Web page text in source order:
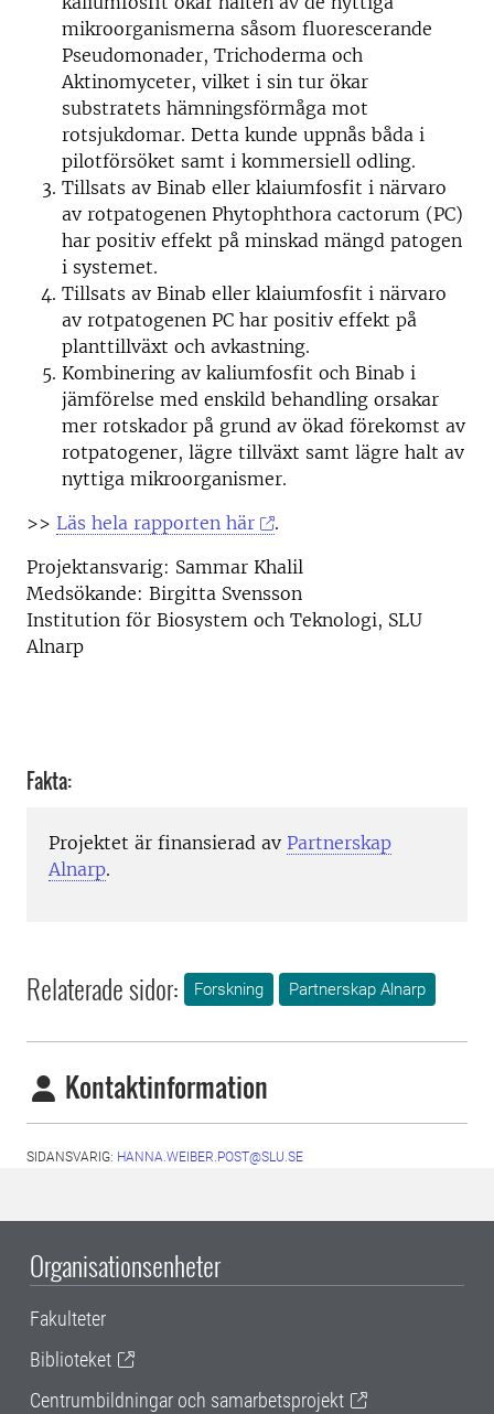
mikroorganismerna såsom fluorescerande
Pseudomonader, Trichoderma och
Aktinomyceter, vilket i sin tur ökar
substratets hämningsförmåga mot
rotsjukdomar. Detta kunde uppnås båda i
pilotförsöket samt i kommersiell odling.
Tillsats av Binab eller klaiumfosfit i närvaro
av rotpatogenen Phytophthora cactorum (PC)
har positiv effekt på minskad mängd patogen
i systemet.
Tillsats av Binab eller klaiumfosfit i närvaro
av rotpatogenen PC har positiv effekt på
planttillväxt och avkastning.
Kombinering av kaliumfosfit och Binab i
jämförelse med enskild behandling orsakar
mer rotskador på grund av ökad förekomst av
rotpatogener, lägre tillväxt samt lägre halt av
nyttiga mikroorganismer.
>> Läs hela rapporten här
.
Projektansvarig: Sammar Khalil
Medsökande: Birgitta Svensson
Institution för Biosystem och Teknologi, SLU
Alnarp
Fakta:
Projektet är finansierad av Partnerskap
Alnarp.
Relaterade sidor: Forskning Partnerskap Alnarp
Kontaktinformation
SIDANSVARIG: HANNA.WEIBER.POST@SLU.SE
Organisationsenheter
Fakulteter
Biblioteket
Centrumbildningar och samarbetsprojekt